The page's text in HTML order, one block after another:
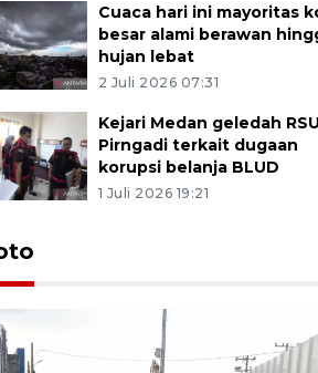
Cuaca hari ini mayoritas
besar alami berawan
hujan lebat
2 Juli 2026 07:31
Kejari Medan geledah
Pirngadi terkait dugaan
korupsi belanja BLUD
1 Juli 2026 19:21